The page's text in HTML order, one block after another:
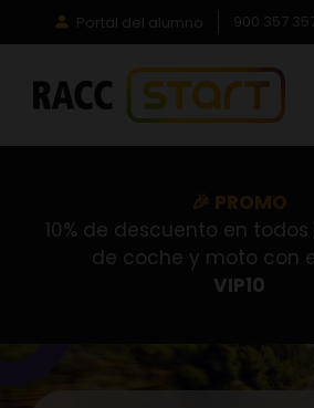
al
Portal del alumno 900 357
🎉 PROMO
10% de descuento en
de coche y moto con
VIP10